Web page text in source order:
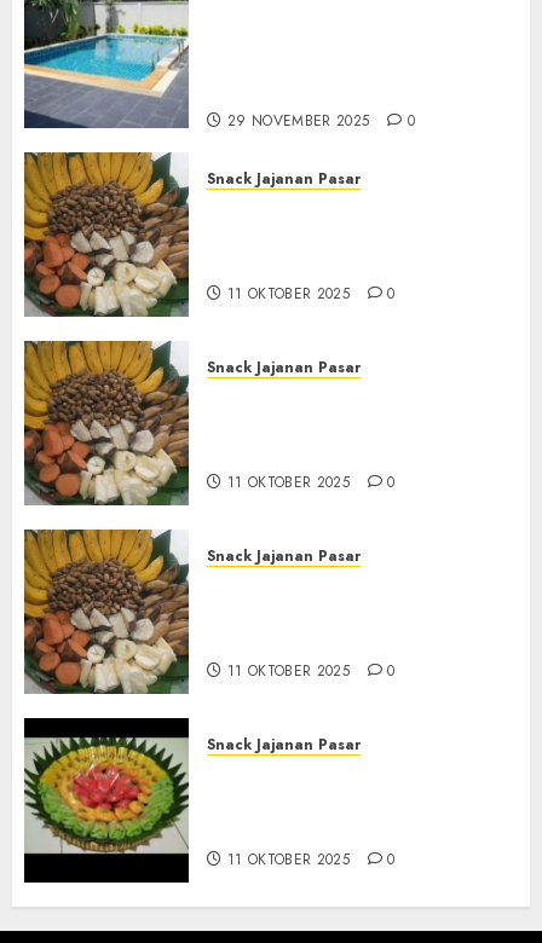
29 NOVEMBER 2025 0
Snack Jajanan Pasar
11 OKTOBER 2025 0
Snack Jajanan Pasar
11 OKTOBER 2025 0
Snack Jajanan Pasar
11 OKTOBER 2025 0
Snack Jajanan Pasar
11 OKTOBER 2025 0